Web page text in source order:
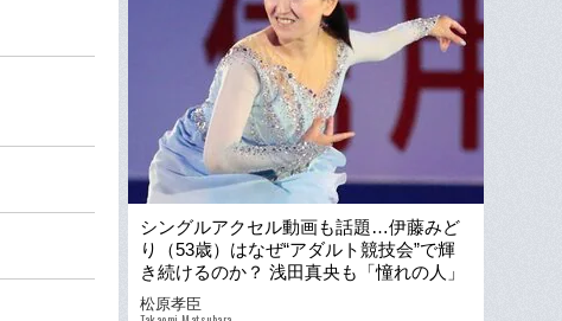
シングルアクセル動画も話題…伊藤みど
り（53歳）はなぜ“アダルト競技会”で輝
き続けるのか？ 浅田真央も「憧れの人」
コーチが明かした原点
松原孝臣